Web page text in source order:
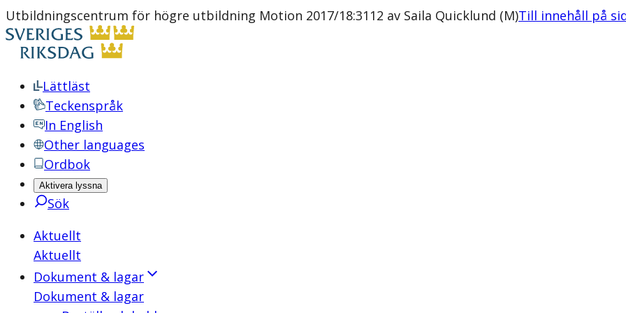
Utbildningscentrum för högre utbildning Motion 2017/18:3112 av Saila Quicklund (M)Till innehåll på
Lättläst
Teckenspråk
In English
Other languages
Ordbok
Aktivera lyssna
Sök
Aktuellt
Aktuellt
Dokument & lagar
Dokument & lagar